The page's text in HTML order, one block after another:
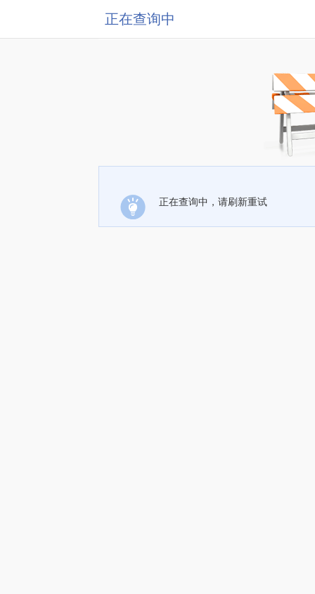
正在查询中
正在查询中，请刷新重试